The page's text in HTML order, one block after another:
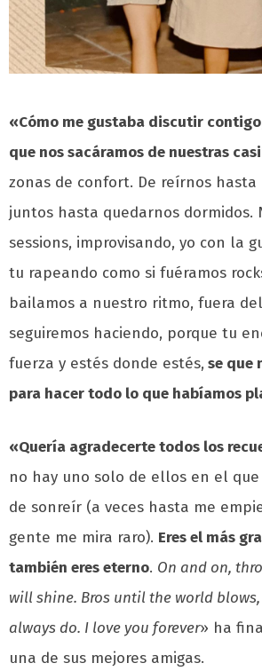
«Cómo me gustaba discutir
que nos sacáramos de nuestras
zonas de confort. De reírnos
juntos hasta quedarnos dormidos.
sessions, improvisando, yo con la
tu rapeando como si fuéramos
bailamos a nuestro ritmo, fuera
seguiremos haciendo, porque tu
fuerza y estés donde estés, se que
para hacer todo lo que habíamos
«Quería agradecerte todos los
no hay uno solo de ellos en el
de sonreír (a veces hasta me
gente me mira raro). Eres el más
también eres eterno. On and on,
will shine. Bros until the world
always do. I love you forever» ha
una de sus mejores amigas.